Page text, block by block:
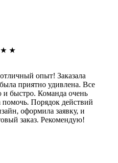
★ ★
опыт! Заказала
приятно удивлена. Все
и быстро. Команда очень
помочь. Порядок действий
оформила заявку, и
заказ. Рекомендую!